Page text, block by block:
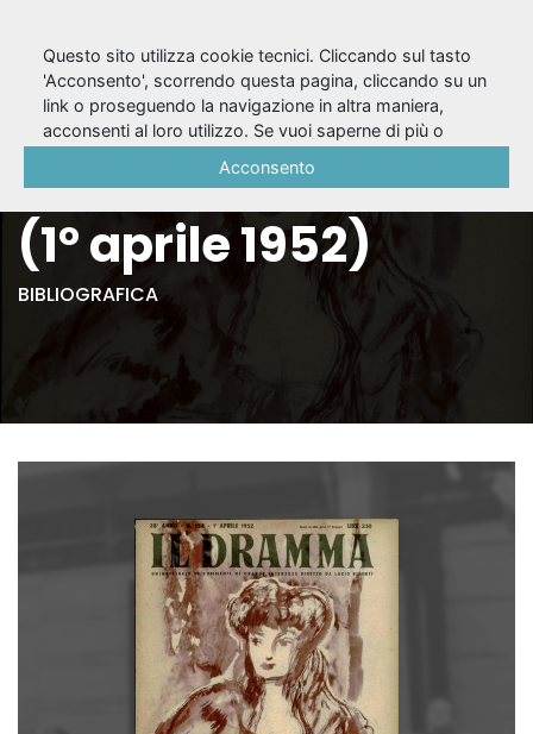
Il Dramma, A. 28,
nuova serie n. 154
(1° aprile 1952)
BIBLIOGRAFICA
Questo sito utilizza cookie tecnici. Cliccando sul tasto
'Acconsento', scorrendo questa pagina, cliccando su un
link o proseguendo la navigazione in altra maniera,
acconsenti al loro utilizzo. Se vuoi saperne di più o
Acconsento